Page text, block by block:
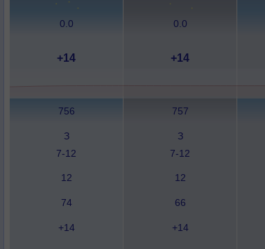
0.0 0.0
+14 +14
756 757
З
7-12
З
7-12
12 12
74 66
+14 +14